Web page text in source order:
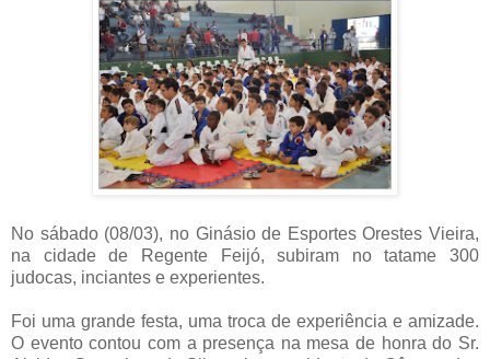
No sábado (08/03), no Ginásio de Esportes Orestes Vieira,
na cidade de Regente Feijó, subiram no tatame 300
judocas, inciantes e experientes.
Foi uma grande festa, uma troca de experiência e amizade.
O evento contou com a presença na mesa de honra do Sr.